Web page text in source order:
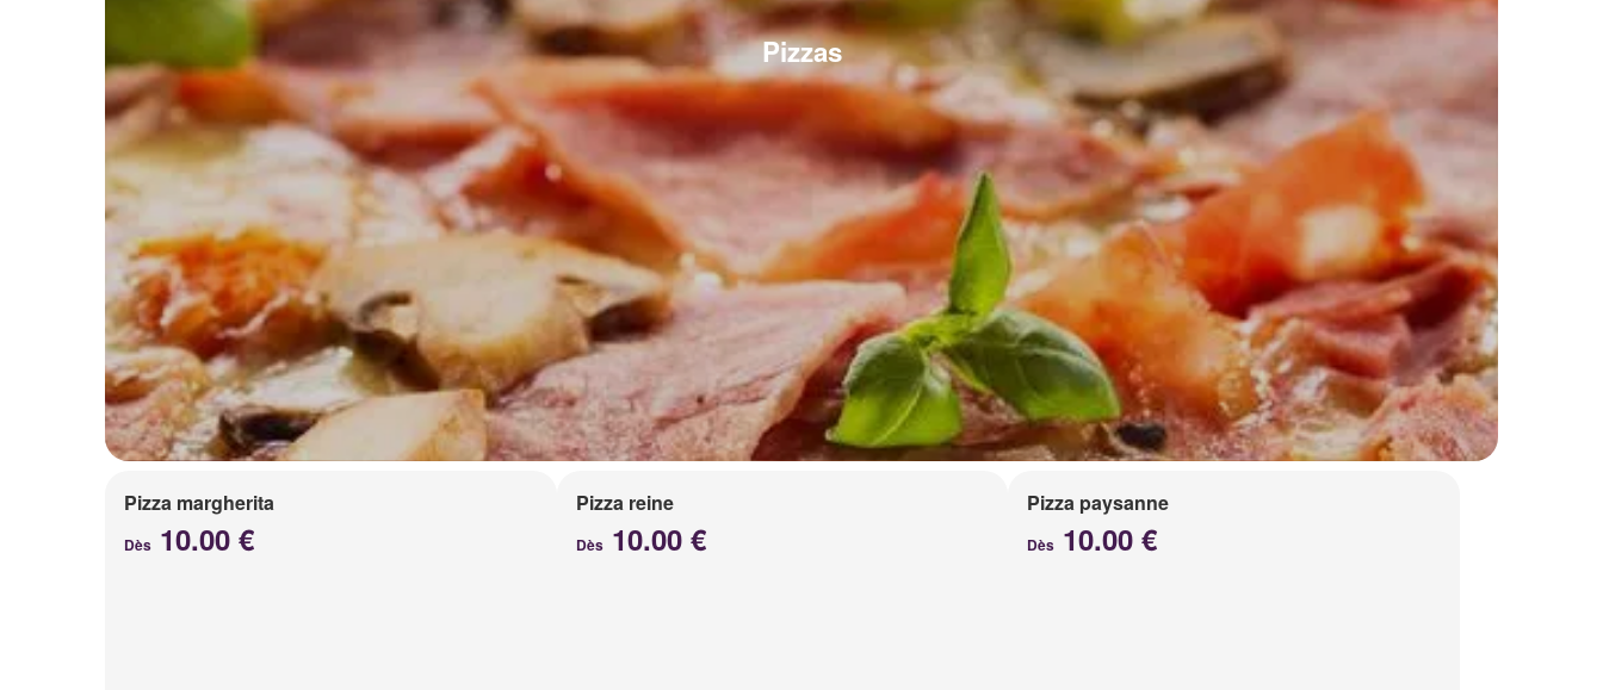
Pizzas
Pizza margherita
Dès 10.00 €
Pizza reine
Dès10.00 €
Pizza paysanne
Dès 10.00 €